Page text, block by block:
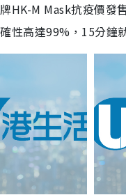
HK-M Mask抗疫價發
性高達99%，15分鐘